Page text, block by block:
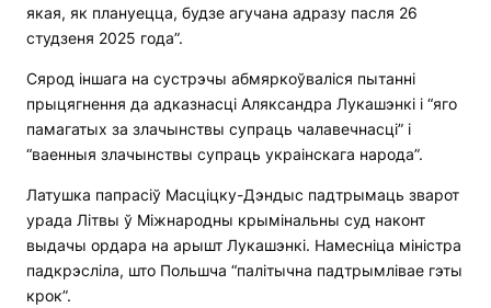
якая, як плануецца, будзе агучана адразу пасля 26
студзеня 2025 года”.
Сярод іншага на сустрэчы абмяркоўваліся пытанні
прыцягнення да адказнасці Аляксандра Лукашэнкі і “яго
памагатых за злачынствы супраць чалавечнасці” і
“ваенныя злачынствы супраць украінскага народа”.
Латушка папрасіў Масціцку-Дэндыс падтрымаць зварот
урада Літвы ў Міжнародны крымінальны суд наконт
выдачы ордара на арышт Лукашэнкі. Намесніца міністра
падкрэсліла, што Польшча “палітычна падтрымлівае гэты
крок”.